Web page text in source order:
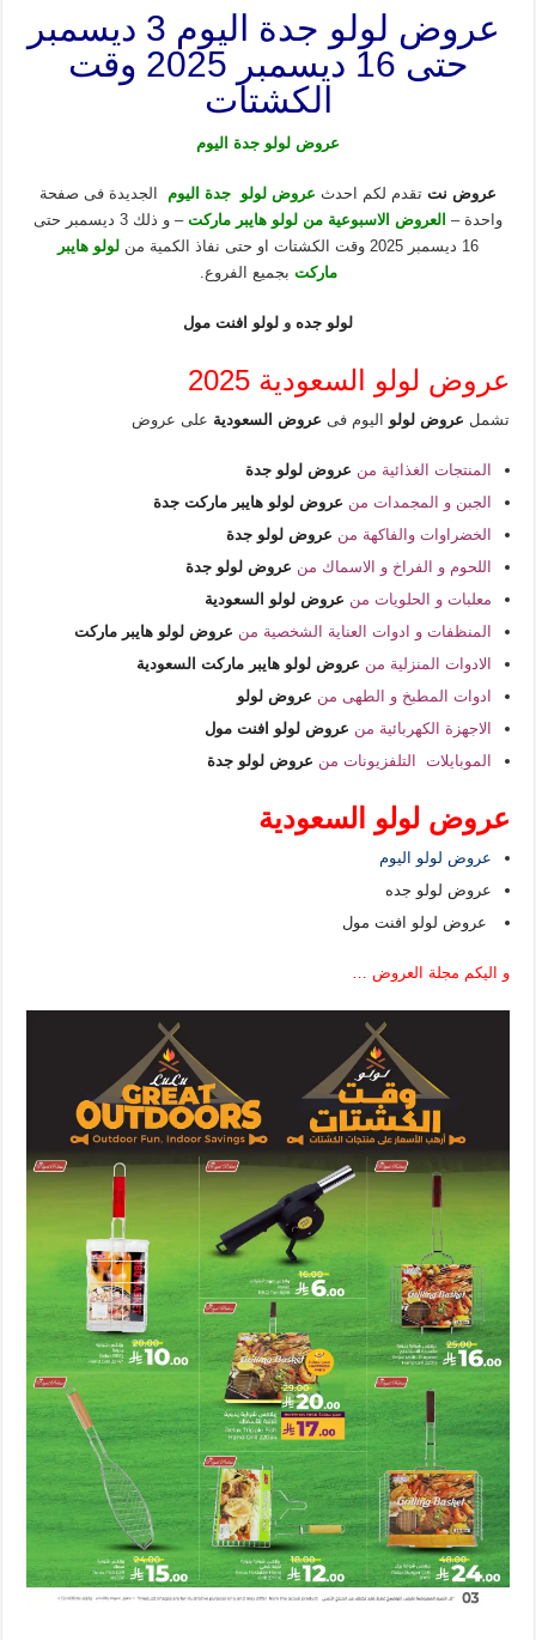
عروض لولو جدة اليوم 3 ديسمبر
حتى 16 ديسمبر 2025 وقت
الكشتات
عروض لولو جدة اليوم
عروض نتتقدم لكم احدث عروض لولو جدة اليوم
الجديدة فى صفحة
واحدة – العروض الاسبوعية من لولو هايبر ماركت
– و ذلك 3 ديسمبر حتى
16 ديسمبر 2025 وقت الكشتات او حتى نفاذ الكمية من
لولو هايبر
ماركت بجميع الفروع.
لولو جدهو لولو افنت مول
عروض لولو السعودية 2025
تشمل عروض لولو اليوم فى عروض السعوديةعلى عروض
المنتجات الغذائية من عروض لولو جدة
الجبن و المجمدات من عروض لولو هايبر ماركت جدة
الخضراوات والفاكهة من عروض لولو جدة
اللحوم و الفراخ و الاسماك من عروض لولو جدة
معلبات و الحلويات من عروض لولو السعودية
المنظفات و ادوات العناية الشخصية من عروض لولو هايبر ماركت
الادوات المنزلية من عروض لولو هايبر ماركت السعودية
ادوات المطبخ و الطهى من عروض لولو
الاجهزة الكهربائية من عروض لولو افنت مول
الموبايلات التلفزيونات من عروض لولو جدة
عروض لولو السعودية
عروض لولو اليوم
عروض لولو جده
عروض لولو افنت مول
و اليكم مجلة العروض …